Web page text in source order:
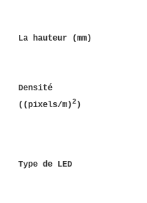
La hauteur (mm)
Densité
((pixels/m)2)
Type de LED